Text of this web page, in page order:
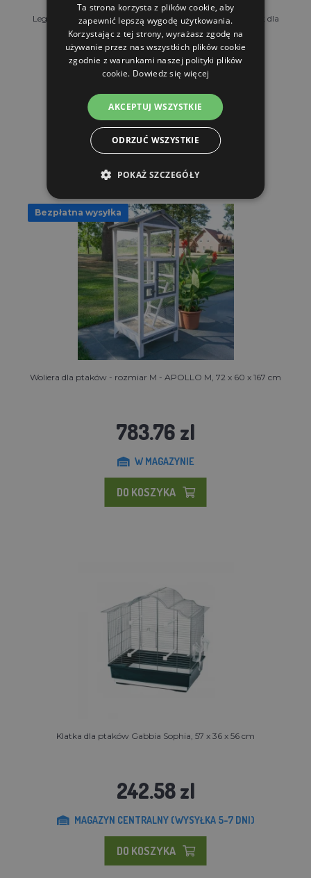
Leganest ptasie gniazdo 22x22x26 cm - Elastyczny domek dla
p...
170.93 zl
W MAGAZYNIE
DO KOSZYKA
Bezpłatna wysyłka
Woliera dla ptaków - rozmiar M - APOLLO M, 72 x 60 x 167 cm
783.76 zl
W MAGAZYNIE
DO KOSZYKA
Klatka dla ptaków Gabbia Sophia, 57 x 36 x 56 cm
242.58 zl
MAGAZYN CENTRALNY (WYSYŁKA 5-7 DNI)
DO KOSZYKA
Ta strona korzysta z plików cookie, aby
zapewnić lepszą wygodę użytkowania.
Korzystając z tej strony, wyrażasz zgodę na
używanie przez nas wszystkich plików cookie
zgodnie z warunkami naszej polityki plików
cookie. Dowiedz się więcej
AKCEPTUJ WSZYSTKIE
ODRZUĆ WSZYSTKIE
POKAŻ SZCZEGÓŁY